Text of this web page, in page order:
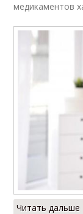
медикаментов
Читать